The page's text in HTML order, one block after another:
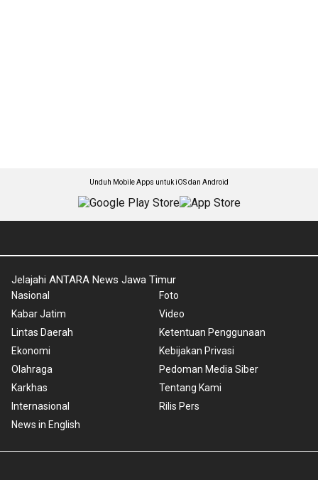
Unduh Mobile Apps untuk iOS dan Android
Jelajahi ANTARA News Jawa Timur
Nasional
Kabar Jatim
Lintas Daerah
Ekonomi
Olahraga
Karkhas
Internasional
News in English
Foto
Video
Ketentuan Penggunaan
Kebijakan Privasi
Pedoman Media Siber
Tentang Kami
Rilis Pers